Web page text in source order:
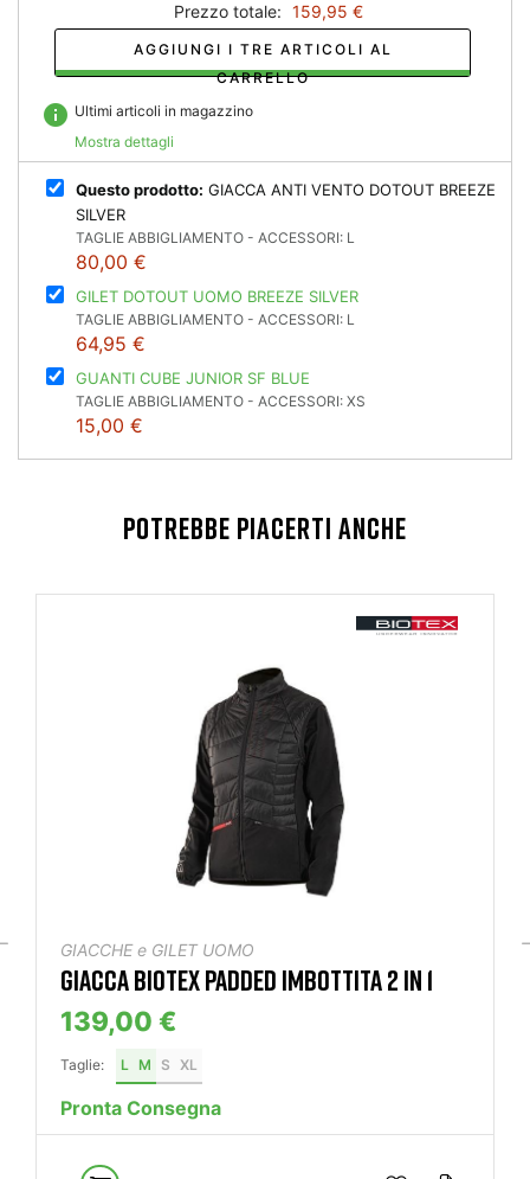
Prezzo totale: 159,95 €
AGGIUNGI I TRE ARTICOLI AL
CARRELLO
info Ultimi articoli in magazzino
Mostra dettagli
Questo prodotto: GIACCA ANTI VENTO DOTOUT BREEZE
SILVER
TAGLIE ABBIGLIAMENTO - ACCESSORI: L
80,00 €
GILET DOTOUT UOMO BREEZE SILVER
TAGLIE ABBIGLIAMENTO - ACCESSORI: L
64,95 €
GUANTI CUBE JUNIOR SF BLUE
TAGLIE ABBIGLIAMENTO - ACCESSORI: XS
15,00 €
POTREBBE PIACERTI ANCHE
GIACCHE e GILET UOMO
GIACCA BIOTEX PADDED IMBOTTITA 2 IN 1
139,00 €
Taglie: L M S XL
Pronta Consegna